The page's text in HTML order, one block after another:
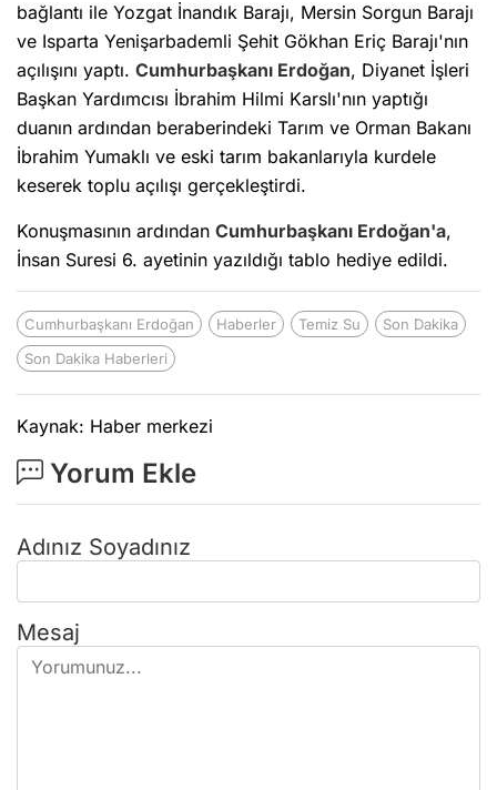
bağlantı ile Yozgat İnandık Barajı, Mersin Sorgun Barajı
ve Isparta Yenişarbademli Şehit Gökhan Eriç Barajı'nın
açılışını yaptı. Cumhurbaşkanı Erdoğan, Diyanet İşleri
Başkan Yardımcısı İbrahim Hilmi Karslı'nın yaptığı
duanın ardından beraberindeki Tarım ve Orman Bakanı
İbrahim Yumaklı ve eski tarım bakanlarıyla kurdele
keserek toplu açılışı gerçekleştirdi.
Konuşmasının ardından Cumhurbaşkanı Erdoğan'a,
İnsan Suresi 6. ayetinin yazıldığı tablo hediye edildi.
Cumhurbaşkanı Erdoğan Haberler Temiz Su
Son Dakika
Son Dakika Haberleri
Kaynak: Haber merkezi
Yorum Ekle
Adınız Soyadınız
Mesaj